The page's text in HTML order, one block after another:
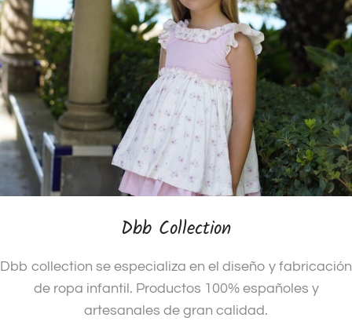
Dbb Collection
Dbb collection se especializa en el diseño y fabricación
de ropa infantil. Productos 100% españoles y
artesanales de gran calidad.